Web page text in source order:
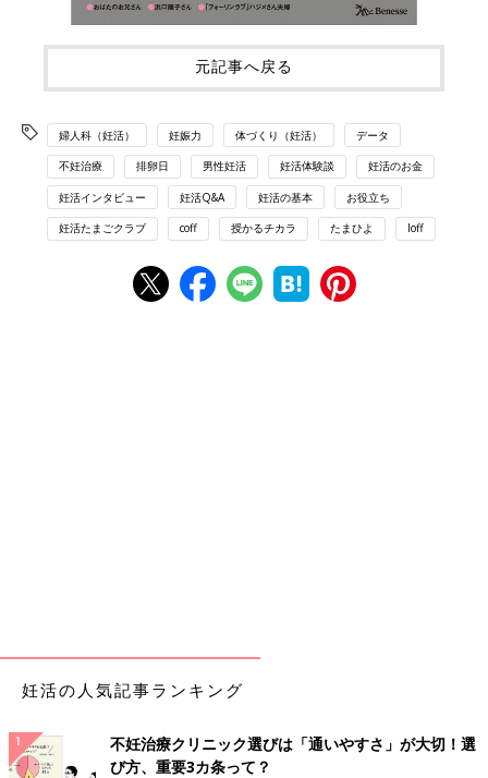
元記事へ戻る
婦人科（妊活） 妊娠力 体づくり（妊活） データ
不妊治療 排卵日 男性妊活 妊活体験談 妊活のお金
妊活インタビュー 妊活Q&A 妊活の基本 お役立ち
妊活たまごクラブ coff 授かるチカラ たまひよ loff
妊活の人気記事ランキング
不妊治療クリニック選びは「通いやすさ」が大切！選
び方、重要3カ条って？